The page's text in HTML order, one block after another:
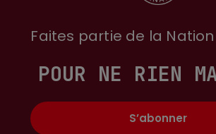
Faites partie de la
POUR NE RIEN
S’abonner